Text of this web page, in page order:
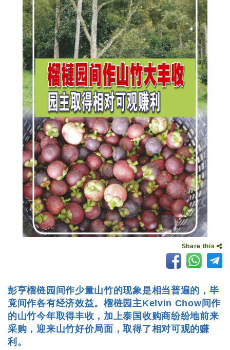
Share this
彭亨榴梿园间作少量山竹的现象是相当普遍的，毕
竟间作各有经济效益。榴梿园主Kelvin Chow间作
的山竹今年取得丰收，加上泰国收购商纷纷地前来
采购，迎来山竹好价局面，取得了相对可观的赚
利。